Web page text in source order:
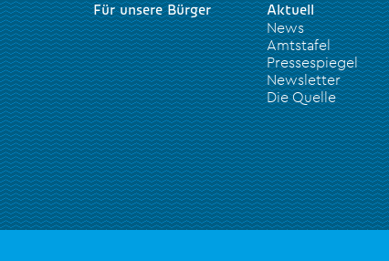
Für unsere Bürger
Aktuell
News
Amtstafel
Pressespiegel
Newsletter
Die Quelle